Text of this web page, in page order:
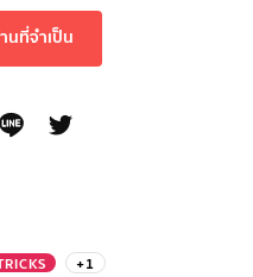
นที่จำเป็น
+1